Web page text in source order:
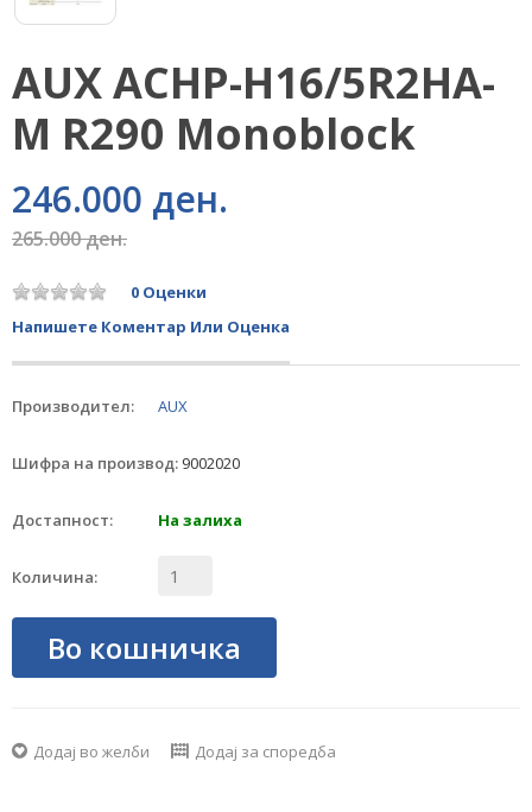
AUX ACHP-H16/5R2HA-
M R290 Monoblock
246.000 ден.
265.000 ден.
0 Оценки
Напишете Коментар Или Оценка
Производител: AUX
Шифра на производ: 9002020
Достапност: На залиха
Количина:
Во кошничка
Додај во желби Додај за споредба